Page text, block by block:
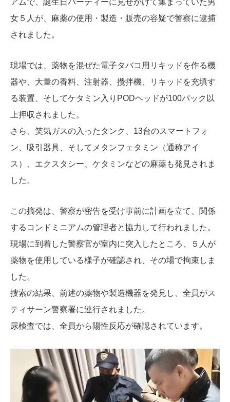
女５人が、麻薬の使用・製造・販売の容疑で警察に逮捕
されました。
現場では、薬物を混ぜた電子タバコ用リキッドを作る機
器や、大量の香料、注射器、攪拌機、リキッドを充填す
る装置、そしてケタミン入りPODヘッドが100パック以
上押収されました。
さら、笑気ガスの入ったタンク、13台のスマートフォ
ン、吸引器具、そしてメタンフェタミン（通称アイ
ス）、エクスタシー、ケタミンなどの麻薬も発見されま
した。
この摘発は、警察が密告を受け事前に計画を立て、関係
するコンドミニアムの管理者と協力して行われました。
現場に到着した警察官が室内に突入したところ、５人が
薬物を使用している様子が確認され、その場で拘束しま
した。
捜索の結果、前述の薬物や製造機器を発見し、全員がス
ティサーン警察署に連行されました。
尿検査では、全員から陽性反応が確認されています。